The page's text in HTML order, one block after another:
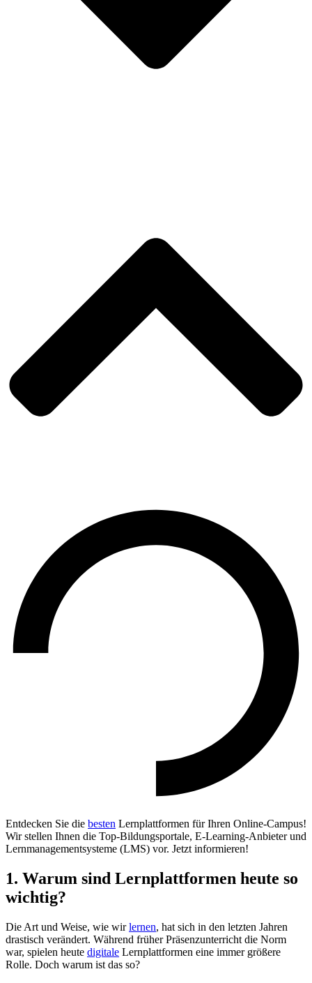
Entdecken Sie die besten Lernplattformen für Ihren Online-Campus!
Wir stellen Ihnen die Top-Bildungsportale, E-Learning-Anbieter und
Lernmanagementsysteme (LMS) vor. Jetzt informieren!
1. Warum sind Lernplattformen heute so
wichtig?
Die Art und Weise, wie wirlernen, hat sich in den letzten Jahren
drastisch verändert. Während früher Präsenzunterricht die Norm
war, spielen heute digitale Lernplattformen eine immer größere
Rolle. Doch warum ist das so?